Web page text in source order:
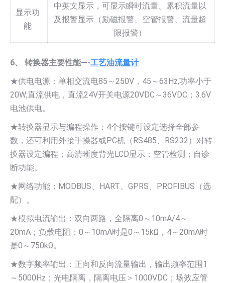
显示功
能
中英文显示，可显示瞬时流量、累积流量以
及报警显示（励磁报警、空管报警、流量超
限报警）
6、 转换器主要性能—-工艺油流量计
★供电电源：单相交流电85～250V，45～63Hz,功率小于
20W;直流供电，直流24V开关电源20VDC～36VDC；3.6V
电池供电。
★转换器显示与编程操作：4个按键可设定选择全部参
数，还可利用外接手操器或PC机（RS485、RS232）对转
换器设定编程；高清晰度背光LCD显示；空管检测；自诊
断功能。
★网络功能：MODBUS、HART、GPRS、PROFIBUS（选
配）。
★模拟电流输出：双向两路，全隔离0～10mA/4～
20mA；负载电阻：0～10mA时是0～15kΩ，4～20mA时
是0～750kΩ。
★数字频率输出：正向和反向流量输出，输出频率范围1
～5000Hz；光电隔离，隔离电压＞1000VDC；场效应管